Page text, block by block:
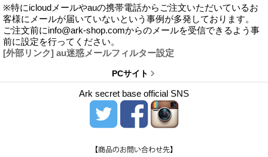
※特にicloudメールやauの携帯電話からご注文いただいているお
客様にメールが届いていないという事例が多発しております。
ご注文前にinfo@ark-shop.comからのメールを受信できるよう事
前に設定を行ってください。
[外部リンク] au迷惑メールフィルター設定
PCサイト
Ark secret base official SNS